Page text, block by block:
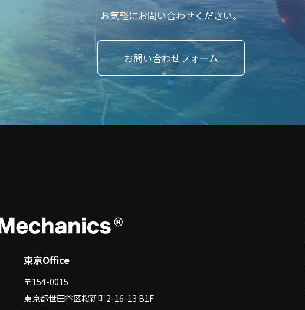
お気軽にお問い合わせください。
お問い合わせフォーム
東京Office
〒154-0015
東京都世田谷区桜新町2-16-13 B1F